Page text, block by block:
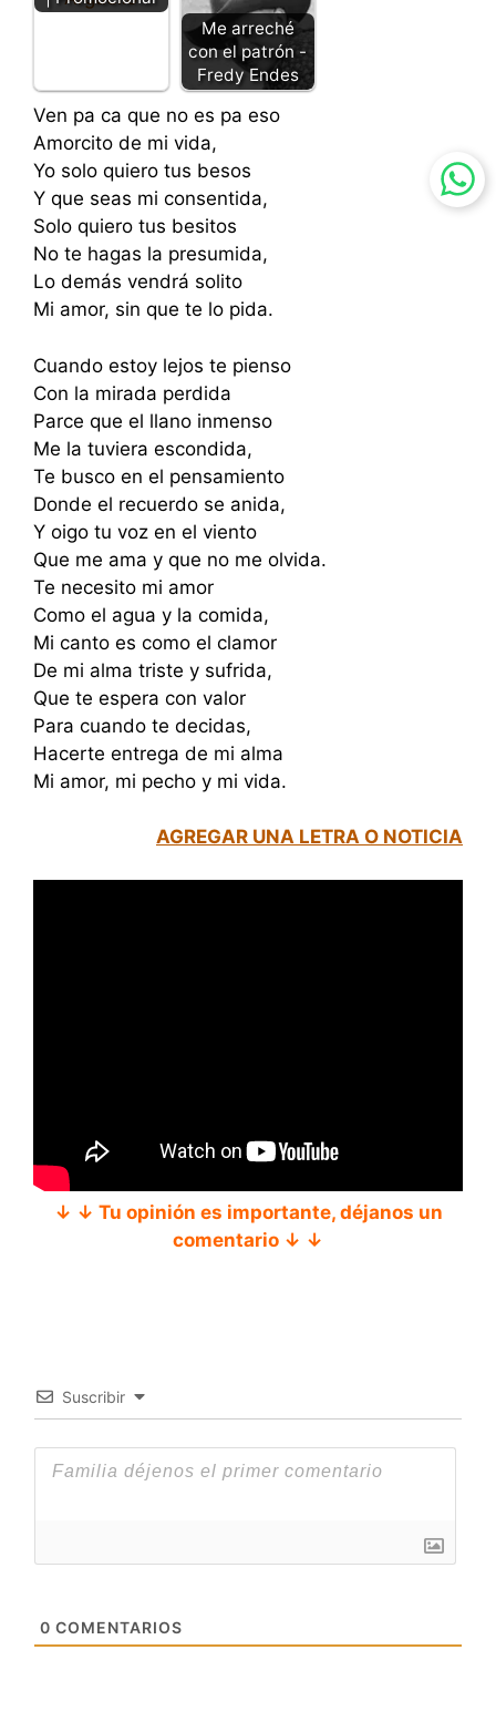
Me arreché
con el patrón -
Fredy Endes
Ven pa ca que no es pa eso
Amorcito de mi vida,
Yo solo quiero tus besos
Y que seas mi consentida,
Solo quiero tus besitos
No te hagas la presumida,
Lo demás vendrá solito
Mi amor, sin que te lo pida.
Cuando estoy lejos te pienso
Con la mirada perdida
Parce que el llano inmenso
Me la tuviera escondida,
Te busco en el pensamiento
Donde el recuerdo se anida,
Y oigo tu voz en el viento
Que me ama y que no me olvida.
Te necesito mi amor
Como el agua y la comida,
Mi canto es como el clamor
De mi alma triste y sufrida,
Que te espera con valor
Para cuando te decidas,
Hacerte entrega de mi alma
Mi amor, mi pecho y mi vida.
AGREGAR UNA LETRA O NOTICIA
↓ ↓ Tu opinión es importante, déjanos un
comentario ↓ ↓
Suscribir
0 COMENTARIOS